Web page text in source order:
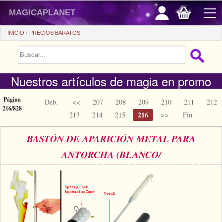
PROMOCIONES
VENTAS FLASH
REGALOS FIDELIDAD
PRINCIPIANTES
Trucos automaticos
Accesorios
Libros/DVDs
PRECIOS BARATOS +
Ver todo
Magia de cerca
Salon/Escena
ACCESORIOS
Ver todo
Consumibles
MONEDAS/BILLETES
magicaplanet
INICIO PRECIOS BARATOS
Nuestros artículos de magia en promo
Página
216/828
Deb. << 207 208 209 210 211
212
213
214 215 216 >> Fin
BASTÓN DE APARICIÓN METAL PARA
ANTORCHA (BLANCO/